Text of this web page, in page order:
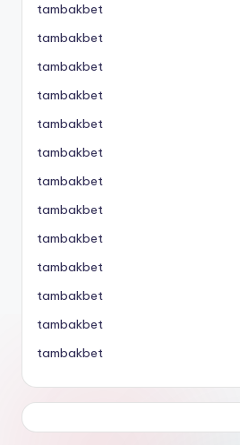
tambakbet
tambakbet
tambakbet
tambakbet
tambakbet
tambakbet
tambakbet
tambakbet
tambakbet
tambakbet
tambakbet
tambakbet
tambakbet